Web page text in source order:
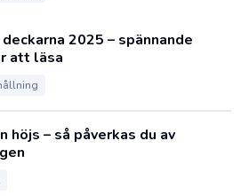
2025 – spännande
att läsa
höjs – så påverkas du av